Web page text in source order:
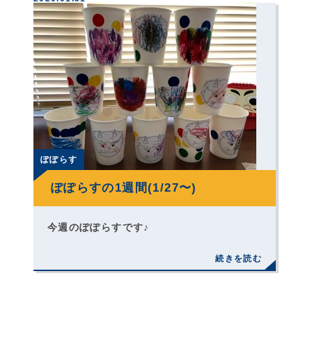
ぽぽらす
ぽぽらすの1週間(1/27〜)
今週のぽぽらすです♪